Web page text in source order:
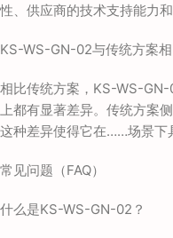
性、供应商的技术支持能力
KS-WS-GN-02与传统方案相
相比传统方案，KS-WS-
上都有显著差异。传统方
这种差异使得它在……场景下
常见问题（FAQ）
什么是KS-WS-GN-02？